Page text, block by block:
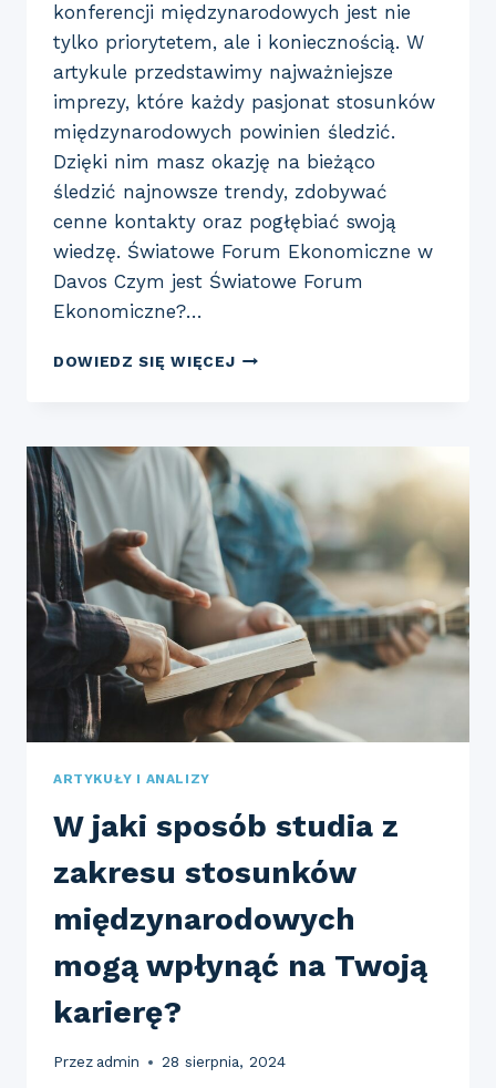
konferencji międzynarodowych jest nie
tylko priorytetem, ale i koniecznością. W
artykule przedstawimy najważniejsze
imprezy, które każdy pasjonat stosunków
międzynarodowych powinien śledzić.
Dzięki nim masz okazję na bieżąco
śledzić najnowsze trendy, zdobywać
cenne kontakty oraz pogłębiać swoją
wiedzę. Światowe Forum Ekonomiczne w
Davos Czym jest Światowe Forum
Ekonomiczne?…
DOWIEDZ SIĘ WIĘCEJKLUCZOWE
MIĘDZYNARODOWE,
KTÓRE
WARTO
ŚLEDZIĆ
ARTYKUŁY I ANALIZY
W jaki sposób studia z
zakresu stosunków
międzynarodowych
mogą wpłynąć na Twoją
karierę?
Przez admin 28 sierpnia, 2024